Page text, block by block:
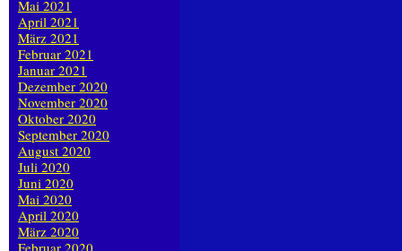
Mai 2021
April 2021
März 2021
Februar 2021
Januar 2021
Dezember 2020
November 2020
Oktober 2020
September 2020
August 2020
Juli 2020
Juni 2020
Mai 2020
April 2020
März 2020
Februar 2020